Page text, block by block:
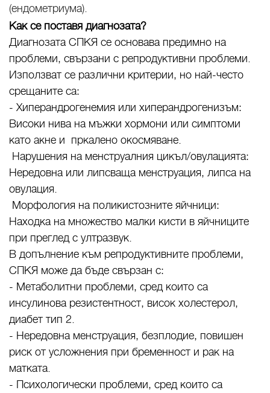
(ендометриума).
Как се поставя диагнозата?
Диагнозата СПКЯ се основава предимно на
проблеми, свързани с репродуктивни проблеми.
Използват се различни критерии, но най-често
срещаните са:
- Хиперандрогенемия или хиперандрогенизъм:
Високи нива на мъжки хормони или симптоми
като акне и пркалено окосмяване.
Нарушения на менструалния цикъл/овулацията:
Нередовна или липсваща менструация, липса на
овулация.
Морфология на поликистозните яйчници:
Находка на множество малки кисти в яйчниците
при преглед с ултразвук.
В допълнение към репродуктивните проблеми,
СПКЯ може да бъде свързан с:
- Метаболитни проблеми, сред които са
инсулинова резистентност, висок холестерол,
диабет тип 2.
- Нередовна менструация, безплодие, повишен
риск от усложнения при бременност и рак на
матката.
- Психологически проблеми, сред които са